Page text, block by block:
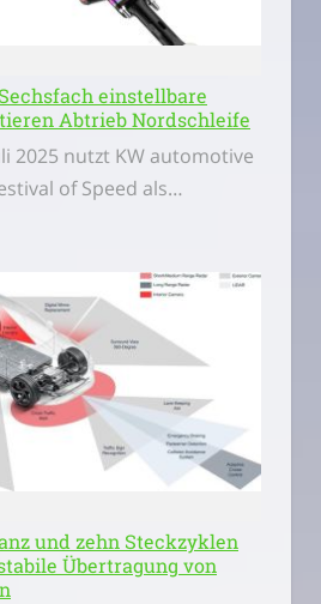
einstellbare
Abtrieb Nordschleife
2025 nutzt KW automotive
of Speed als…
und zehn Steckzyklen
Übertragung von